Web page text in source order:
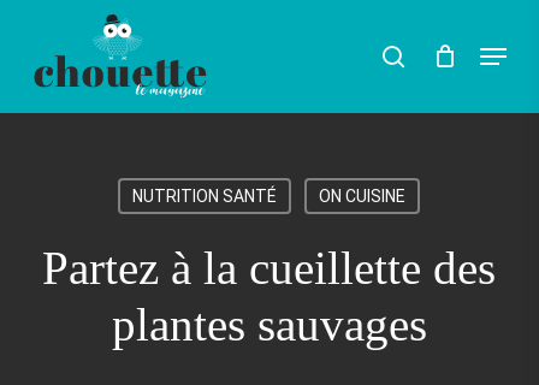
Rechercher
search Menu
NUTRITION SANTÉ ON CUISINE
Partez à la cueillette des
plantes sauvages